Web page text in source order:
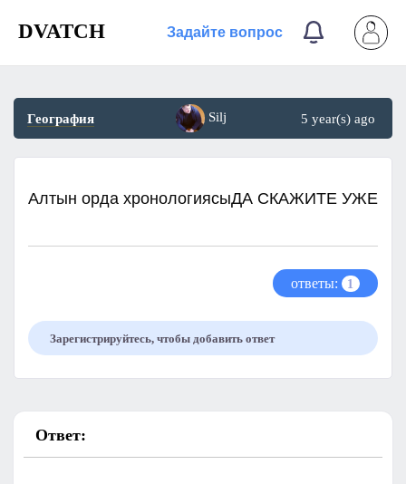
DVATCH Задайте вопрос
География Silj 5 year(s) ago
Алтын орда хронологиясыДА СКАЖИТЕ УЖЕ​
ответы: 1
Зарегистрируйтесь, чтобы добавить ответ
Ответ: